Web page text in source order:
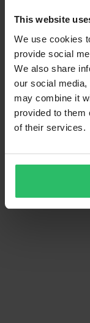
This website
We use cookies
provide social
We also share
our social
may combine it
provided to them
of their services.